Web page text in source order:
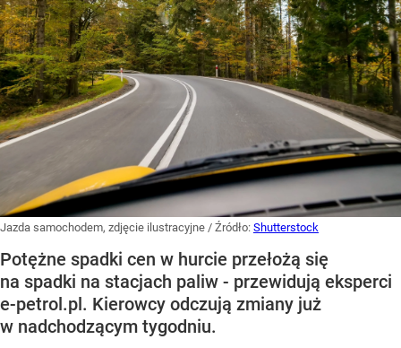
Jazda samochodem, zdjęcie ilustracyjne / Źródło: Shutterstock
Potężne spadki cen w hurcie przełożą się
na spadki na stacjach paliw - przewidują eksperci
e-petrol.pl. Kierowcy odczują zmiany już
w nadchodzącym tygodniu.